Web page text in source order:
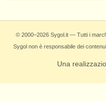
Offerte & Coupon
Tecnologia
Viaggi e turismo
© 2000–2026 Sygol.it — Tutti i
Sygol non è responsabile dei
Una